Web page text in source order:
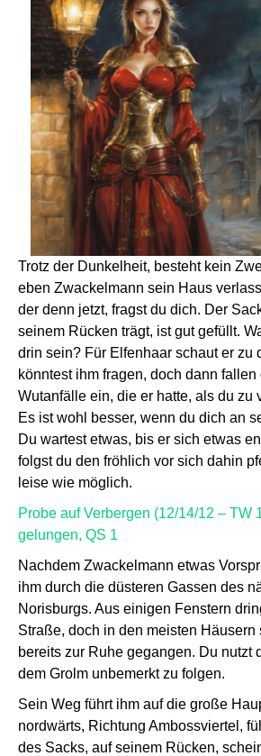
Trotz der Dunkelheit, besteht kein
eben Zwackelmann sein Haus
der denn jetzt, fragst du dich. Der
seinem Rücken trägt, ist gut gefüllt.
drin sein? Für Elfenhaar schaut er zu
könntest ihm fragen, doch dann fallen
Wutanfälle ein, die er hatte, als du zu
Es ist wohl besser, wenn du dich an
Du wartest etwas, bis er sich etwas
folgst du den fröhlich vor sich dahin
leise wie möglich.
Probe auf Verbergen (12/14/12 – TW
gelungen, QS 1
Nachdem Zwackelmann etwas
ihm durch die düsteren Gassen des
Norisburgs. Aus einigen Fenstern
Straße, doch in den meisten
bereits zur Ruhe gegangen. Du nutzt
dem Grolm unbemerkt zu folgen.
Sein Weg führt ihm auf die große
nordwärts, Richtung Ambossviertel,
des Sacks, auf seinem Rücken,